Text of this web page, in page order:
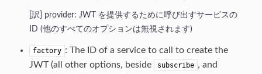
provider: JWT を提供するために呼び出すサービスの
ID (他のすべてのオプションは無視されます)
factory : The ID of a service to call to create the
JWT (all other options, beside
subscribe , and